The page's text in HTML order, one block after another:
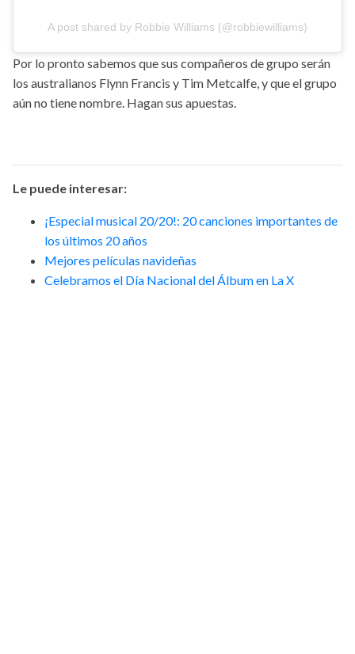
A post shared by Robbie Williams (@robbiewilliams)
Por lo pronto sabemos que sus compañeros de grupo serán
los australianos Flynn Francis y Tim Metcalfe, y que el grupo
aún no tiene nombre. Hagan sus apuestas.
Le puede interesar:
¡Especial musical 20/20!: 20 canciones importantes de
los últimos 20 años
Mejores películas navideñas
Celebramos el Día Nacional del Álbum en La X